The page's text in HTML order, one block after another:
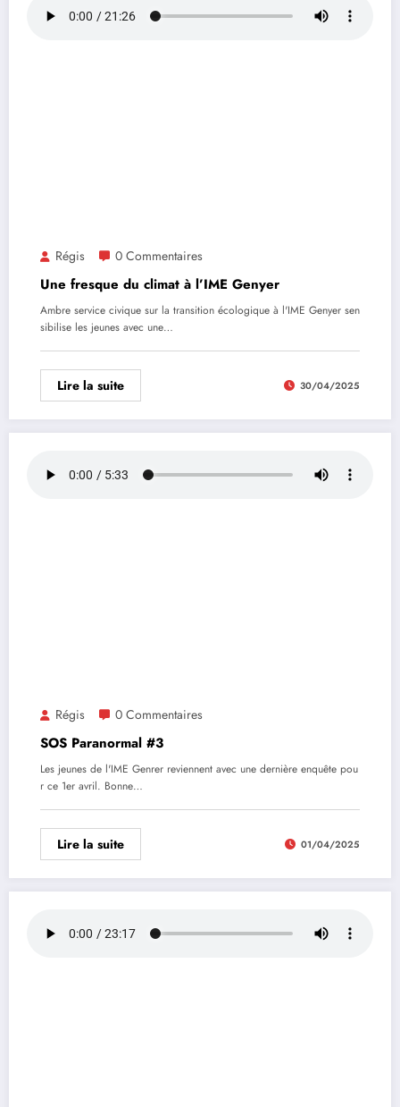
Régis 0 Commentaires
Une fresque du climat à l’IME Genyer
Ambre service civique sur la transition écologique à l'IME Genyer sen
sibilise les jeunes avec une…
Lire la suite 30/04/2025
Régis 0 Commentaires
SOS Paranormal #3
Les jeunes de l'IME Genrer reviennent avec une dernière enquête pou
r ce 1er avril. Bonne…
Lire la suite 01/04/2025